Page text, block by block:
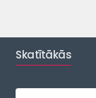
Skatītākās